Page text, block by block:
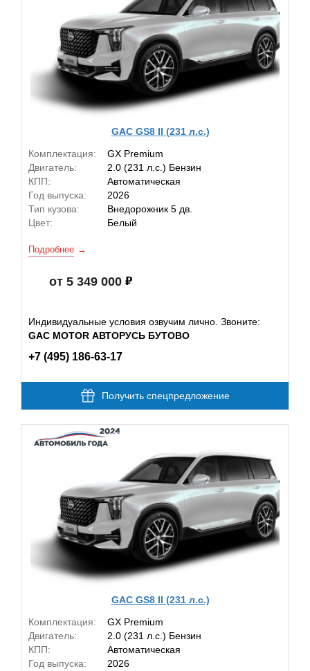
GAC GS8 II (231 л.с.)
Комплектация:
GX Premium
Двигатель:
2.0 (231 л.с.) Бензин
КПП:
Автоматическая
Год выпуска:
2026
Тип кузова:
Внедорожник 5 дв.
Цвет:
Белый
Подробнее
от 5 349 000
Индивидуальные условия озвучим лично. Звоните:
GAC MOTOR АВТОРУСЬ БУТОВО
+7 (495) 186-63-17
Получить спецпредложение
GAC GS8 II (231 л.с.)
Комплектация:
GX Premium
Двигатель:
2.0 (231 л.с.) Бензин
КПП:
Автоматическая
Год выпуска:
2026